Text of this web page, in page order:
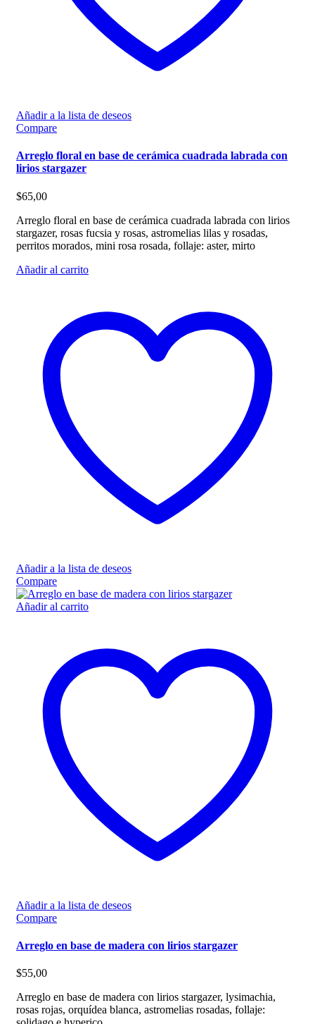
Añadir a la lista de deseos
Compare
Arreglo floral en base de cerámica cuadrada labrada con
lirios stargazer
$65,00
Arreglo floral en base de cerámica cuadrada labrada con lirios
stargazer, rosas fucsia y rosas, astromelias lilas y rosadas,
perritos morados, mini rosa rosada, follaje: aster, mirto
Añadir al carrito
Añadir a la lista de deseos
Compare
Añadir al carrito
Añadir a la lista de deseos
Compare
Arreglo en base de madera con lirios stargazer
$55,00
Arreglo en base de madera con lirios stargazer, lysimachia,
rosas rojas, orquídea blanca, astromelias rosadas, follaje: